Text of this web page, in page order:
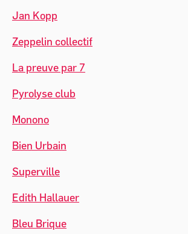
Jan Kopp
Zeppelin collectif
La preuve par 7
Pyrolyse club
Monono
Bien Urbain
Superville
Edith Hallauer
Bleu Brique